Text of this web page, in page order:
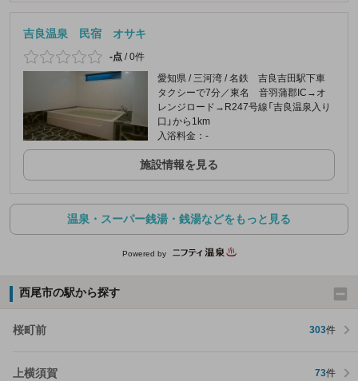
吉良温泉 民宿 オサキ
-点 /0件
愛知県 / 三河湾 / 名鉄 吉良吉田駅下車
タクシーで7分／東名 音羽蒲郡IC→オ
レンジロード→R247号線「吉良温泉入り
口」から1km
入浴料金：-
施設情報を見る
温泉・スーパー銭湯・銭湯などをもっと見る
Powered by
西尾市の駅から探す
桜町前 303件
上横須賀 73件